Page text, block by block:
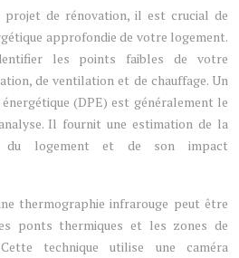
projet de rénovation, il est crucial de
approfondie de votre logement.
les points faibles de votre
de ventilation et de chauffage. Un
(DPE) est généralement le
Il fournit une estimation de la
du logement et de son impact
thermographie infrarouge peut être
ponts thermiques et les zones de
technique utilise une caméra